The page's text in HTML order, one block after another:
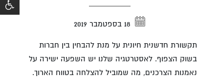
18 בספטמבר 2019
תקשורת חדשנית חיונית על מנת להבחין בין חברות
בשוק הצפוף. לאסטרטגיה שלנו יש השפעה ישירה על
נאמנות הצרכנים, מה שמוביל להצלחה בטווח הארוך.